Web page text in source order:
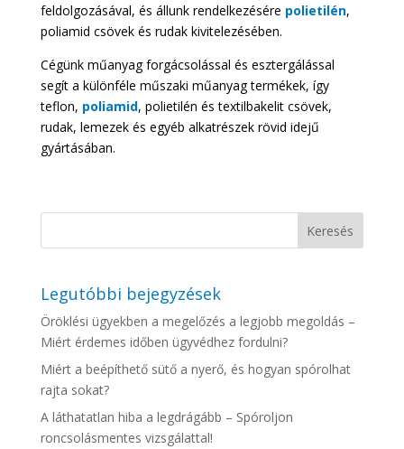
feldolgozásával, és állunk rendelkezésére polietilén,
poliamid csövek és rudak kivitelezésében.
Cégünk műanyag forgácsolással és esztergálással
segít a különféle műszaki műanyag termékek, így
teflon, poliamid, polietilén és textilbakelit csövek,
rudak, lemezek és egyéb alkatrészek rövid idejű
gyártásában.
Legutóbbi bejegyzések
Öröklési ügyekben a megelőzés a legjobb megoldás –
Miért érdemes időben ügyvédhez fordulni?
Miért a beépíthető sütő a nyerő, és hogyan spórolhat
rajta sokat?
A láthatatlan hiba a legdrágább – Spóroljon
roncsolásmentes vizsgálattal!